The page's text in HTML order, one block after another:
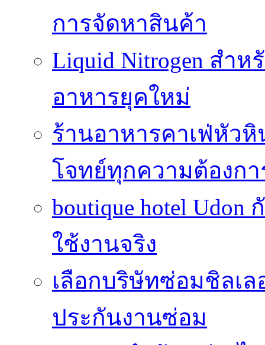
การจัดหาสินค้า
Liquid Nitrogen สำ
อาหารยุคใหม่
ร้านอาหารคาเฟ่หัว
โจทย์ทุกความต้องกา
boutique hotel
ใช้งานจริง
เลือกบริษัทซ่อมชิลเ
ประกันงานซ่อม